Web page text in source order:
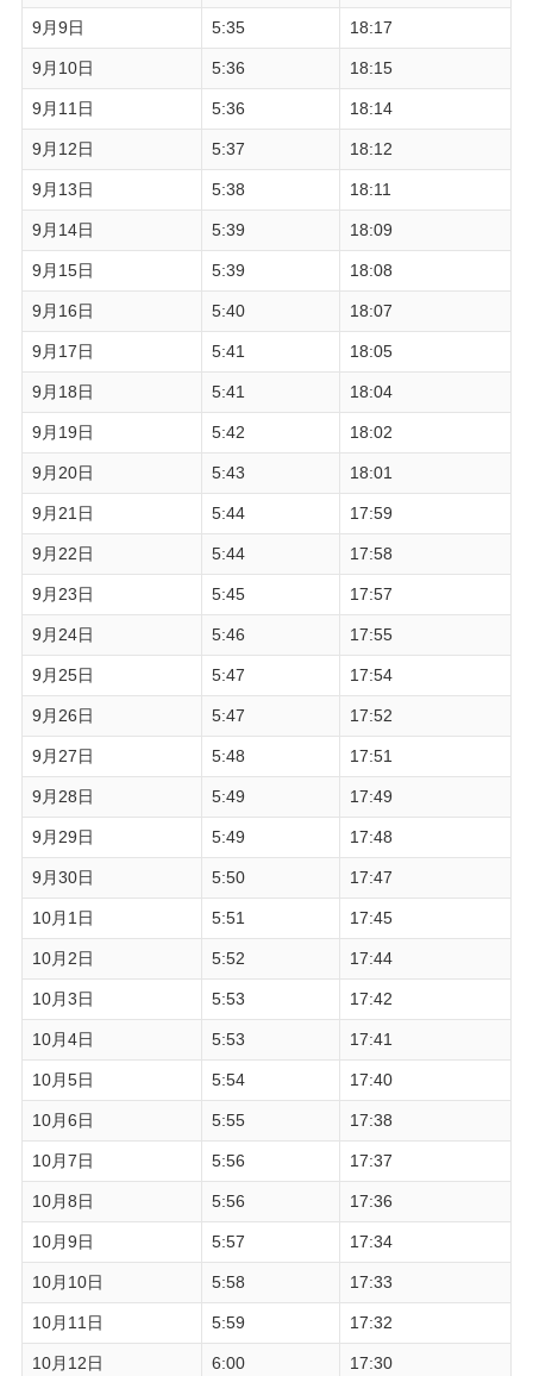
9月9日 5:35 18:17
9月10日 5:36 18:15
9月11日 5:36 18:14
9月12日 5:37 18:12
9月13日 5:38 18:11
9月14日 5:39 18:09
9月15日 5:39 18:08
9月16日 5:40 18:07
9月17日 5:41 18:05
9月18日 5:41 18:04
9月19日 5:42 18:02
9月20日 5:43 18:01
9月21日 5:44 17:59
9月22日 5:44 17:58
9月23日 5:45 17:57
9月24日 5:46 17:55
9月25日 5:47 17:54
9月26日 5:47 17:52
9月27日 5:48 17:51
9月28日 5:49 17:49
9月29日 5:49 17:48
9月30日 5:50 17:47
10月1日 5:51 17:45
10月2日 5:52 17:44
10月3日 5:53 17:42
10月4日 5:53 17:41
10月5日 5:54 17:40
10月6日 5:55 17:38
10月7日 5:56 17:37
10月8日 5:56 17:36
10月9日 5:57 17:34
10月10日 5:58 17:33
10月11日 5:59 17:32
10月12日 6:00 17:30